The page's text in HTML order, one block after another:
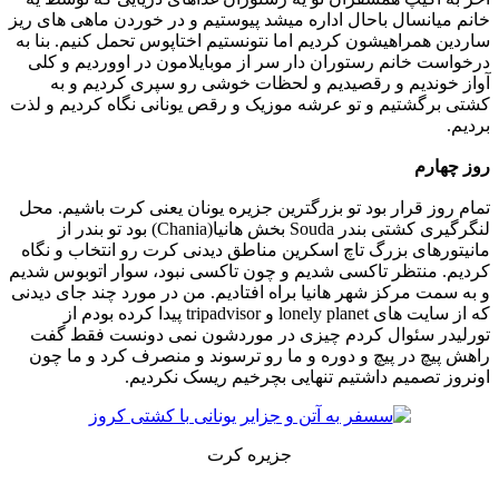
خانم میانسال باحال اداره میشد پیوستیم و در خوردن ماهی های ریز
ساردین همراهیشون کردیم اما نتونستیم اختاپوس تحمل کنیم. بنا به
درخواست خانم رستوران دار سر از موبایلامون در اووردیم و کلی
آواز خوندیم و رقصیدیم و لحظات خوشی رو سپری کردیم و به
کشتی برگشتیم و تو عرشه موزیک و رقص یونانی نگاه کردیم و لذت
بردیم.
روز چهارم
تمام روز قرار بود تو بزرگترین جزیره یونان یعنی کرت باشیم. محل
لنگرگیری کشتی بندر Souda بخش هانیا(Chania) بود تو بندر از
مانیتورهای بزرگ تاچ اسکرین مناطق دیدنی کرت رو انتخاب و نگاه
کردیم. منتظر تاکسی شدیم و چون تاکسی نبود، سوار اتوبوس شدیم
و به سمت مرکز شهر هانیا براه افتادیم. من در مورد چند جای دیدنی
که از سایت های lonely planet و tripadvisor پیدا کرده بودم از
تورلیدر سئوال کردم چیزی در موردشون نمی دونست فقط گفت
راهش پیچ در پیچ و دوره و ما رو ترسوند و منصرف کرد و ما چون
اونروز تصمیم داشتیم تنهایی بچرخیم ریسک نکردیم.
جزیره کرت